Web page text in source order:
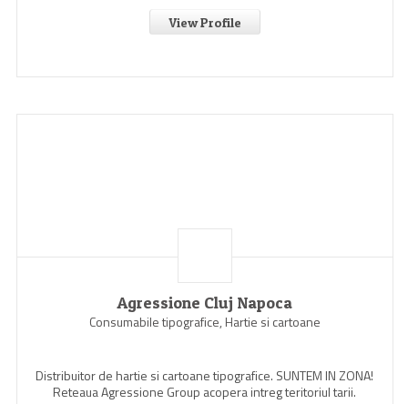
View Profile
Agressione Cluj Napoca
Consumabile tipografice, Hartie si cartoane
Distribuitor de hartie si cartoane tipografice. SUNTEM IN ZONA!
Reteaua Agressione Group acopera intreg teritoriul tarii.